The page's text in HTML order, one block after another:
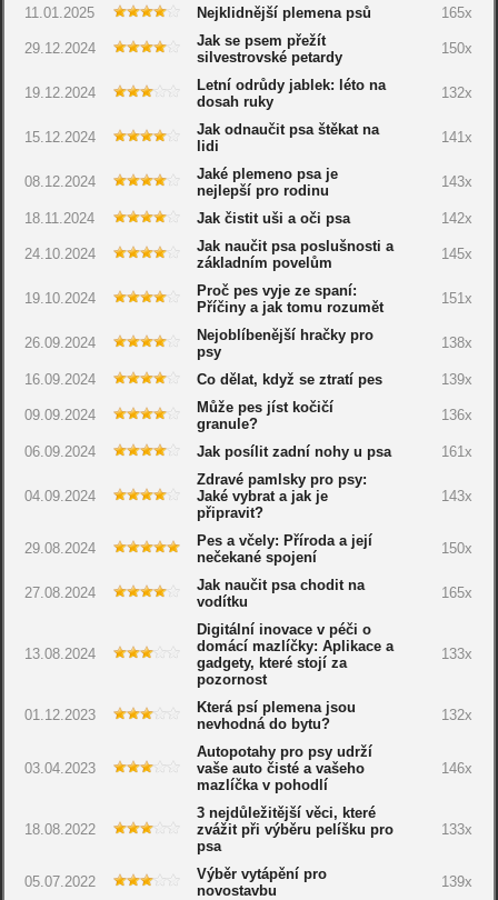
11.01.2025 Nejklidnější plemena psů 165x
29.12.2024
Jak se psem přežít
silvestrovské petardy
150x
19.12.2024
Letní odrůdy jablek: léto na
dosah ruky
132x
15.12.2024
Jak odnaučit psa štěkat na
lidi
141x
08.12.2024
Jaké plemeno psa je
nejlepší pro rodinu
143x
18.11.2024 Jak čistit uši a oči psa 142x
24.10.2024
Jak naučit psa poslušnosti a
základním povelům
145x
19.10.2024
Proč pes vyje ze spaní:
Příčiny a jak tomu rozumět
151x
26.09.2024
Nejoblíbenější hračky pro
psy
138x
16.09.2024 Co dělat, když se ztratí pes 139x
09.09.2024
Může pes jíst kočičí
granule?
136x
06.09.2024 Jak posílit zadní nohy u psa 161x
04.09.2024
Zdravé pamlsky pro psy:
Jaké vybrat a jak je
připravit?
143x
29.08.2024
Pes a včely: Příroda a její
nečekané spojení
150x
27.08.2024
Jak naučit psa chodit na
vodítku
165x
13.08.2024
Digitální inovace v péči o
domácí mazlíčky: Aplikace a
gadgety, které stojí za
pozornost
133x
01.12.2023
Která psí plemena jsou
nevhodná do bytu?
132x
03.04.2023
Autopotahy pro psy udrží
vaše auto čisté a vašeho
mazlíčka v pohodlí
146x
18.08.2022
3 nejdůležitější věci, které
zvážit při výběru pelíšku pro
psa
133x
05.07.2022
Výběr vytápění pro
novostavbu
139x